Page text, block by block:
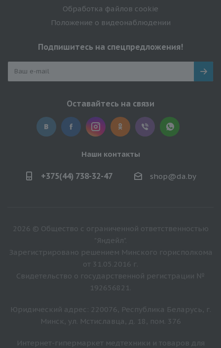
Обработка файлов cookie
Положение о видеонаблюдении
Подпишитесь на спецпредложения!
Оставайтесь на связи
Наши контакты
+375(44) 738-32-47 shop@da.by
2026 © Общество с ограниченной ответственностью
"Яндейл".
Зарегистрировано решением Минского горисполкома
от 31.05.2016 г.
Свидетельство о государственной регистрации №
192656821.
Юридический адрес: 220076, Республика Беларусь, г.
Минск, ул. Мстиславца, д. 18, пом. 376
Интернет-гипермаркет медтехники и товаров для